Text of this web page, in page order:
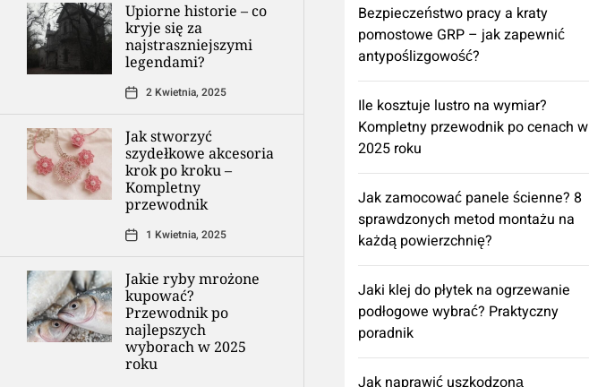
Upiorne historie – co
kryje się za
najstraszniejszymi
legendami?
2 Kwietnia, 2025
Jak stworzyć
szydełkowe akcesoria
krok po kroku –
Kompletny
przewodnik
1 Kwietnia, 2025
Jakie ryby mrożone
kupować?
Przewodnik po
najlepszych
wyborach w 2025
roku
Bezpieczeństwo pracy a kraty
pomostowe GRP – jak zapewnić
antypoślizgowość?
Ile kosztuje lustro na wymiar?
Kompletny przewodnik po cenach w
2025 roku
Jak zamocować panele ścienne? 8
sprawdzonych metod montażu na
każdą powierzchnię?
Jaki klej do płytek na ogrzewanie
podłogowe wybrać? Praktyczny
poradnik
Jak naprawić uszkodzoną